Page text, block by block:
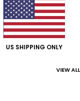
Das
Original
US SHIPPING ONLY
VIEW